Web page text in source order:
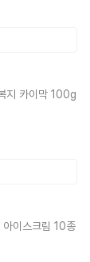
지 카이막 100g
아이스크림 10종